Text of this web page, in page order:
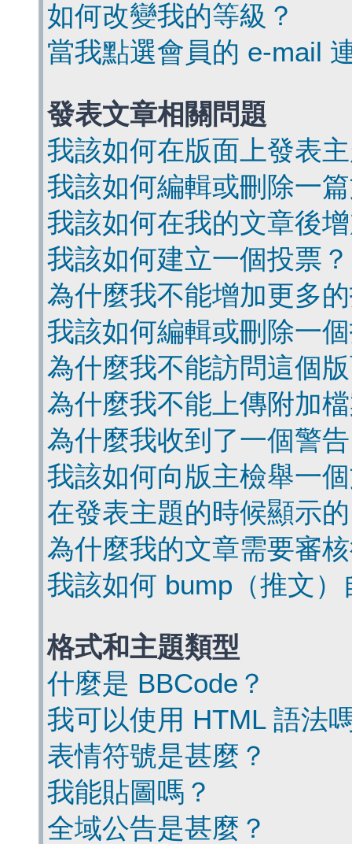
如何改變我的等級？
當我點選會員的 e-mail
發表文章相關問題
我該如何在版面上發表
我該如何編輯或刪除一
我該如何在我的文章後
我該如何建立一個投票？
為什麼我不能增加更多
我該如何編輯或刪除一
為什麼我不能訪問這個
為什麼我不能上傳附加
為什麼我收到了一個警
我該如何向版主檢舉一
在發表主題的時候顯示
為什麼我的文章需要審
我該如何 bump（推文
格式和主題類型
什麼是 BBCode？
我可以使用 HTML 語法
表情符號是甚麼？
我能貼圖嗎？
全域公告是甚麼？